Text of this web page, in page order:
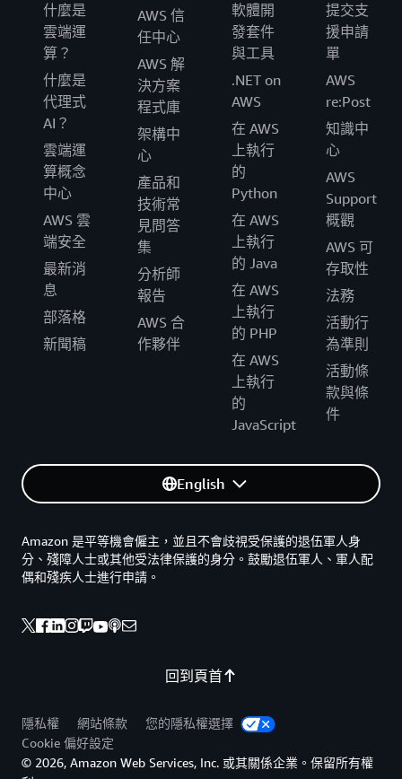
什麼是
雲端運
算？
什麼是
代理式
AI？
雲端運
算概念
中心
AWS 雲
端安全
最新消
息
部落格
新聞稿
AWS 信
任中心
AWS 解
決方案
程式庫
架構中
心
產品和
技術常
見問答
集
分析師
報告
AWS 合
作夥伴
軟體開
發套件
與工具
.NET on
AWS
在 AWS
上執行
的
Python
在 AWS
上執行
的 Java
在 AWS
上執行
的 PHP
在 AWS
上執行
的
JavaScript
提交支
援申請
單
AWS
re:Post
知識中
心
AWS
Support
概觀
AWS 可
存取性
法務
活動行
為準則
活動條
款與條
件
English
回到頁首
Amazon 是平等機會僱主，並且不會歧視受保護的退伍軍人身
分、殘障人士或其他受法律保護的身分。鼓勵退伍軍人、軍人配
偶和殘疾人士進行申請。
隱私權 網站條款
您的隱私權選擇
Cookie 偏好設定
© 2026, Amazon Web Services, Inc. 或其關係企業。保留所有權